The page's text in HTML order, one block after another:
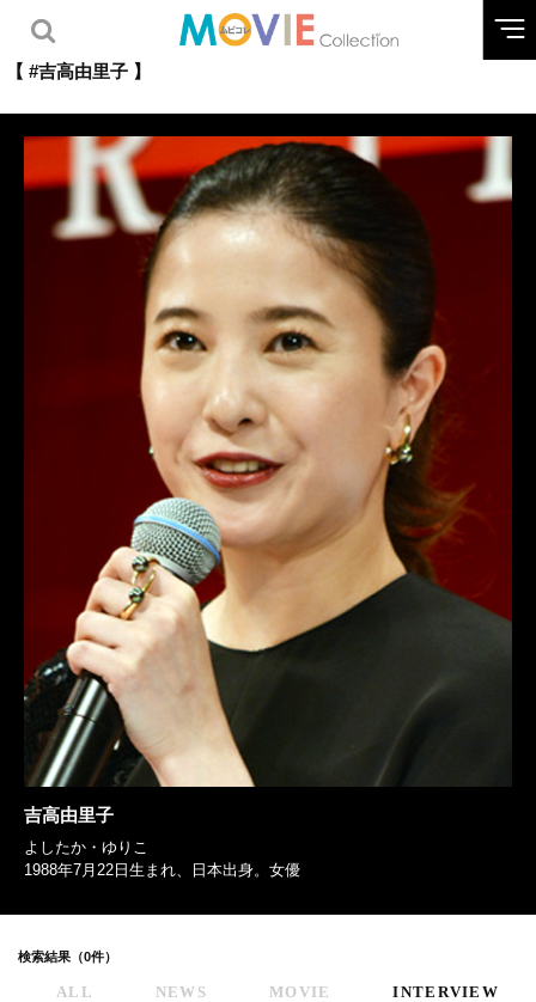
【 #吉高由里子 】
吉高由里子
よしたか・ゆりこ
1988年7月22日生まれ、日本出身。女優
検索結果（0件）
ALL NEWS MOVIE INTERVIEW